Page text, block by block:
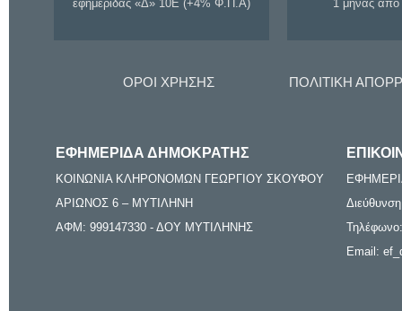
εφημερίδας «Δ» 10Ε (+4% Φ.Π.Α)
1 μήνας
ΟΡΟΙ ΧΡΗΣΗΣ ΠΟΛΙΤΙΚΗ
ΕΦΗΜΕΡΙΔΑ ΔΗΜΟΚΡΑΤΗΣ
ΚΟΙΝΩΝΙΑ ΚΛΗΡΟΝΟΜΩΝ ΓΕΩΡΓΙΟΥ ΣΚΟΥΦΟΥ
ΑΡΙΩΝΟΣ 6 – ΜΥΤΙΛΗΝΗ
ΑΦΜ: 999147330 - ΔΟΥ ΜΥΤΙΛΗΝΗΣ
Email: